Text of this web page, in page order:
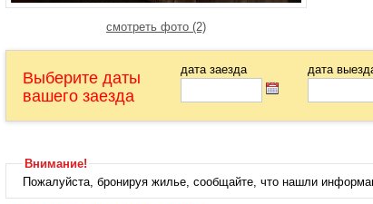
смотреть фото (2)
Выберите даты
вашего заезда
дата заезда дата
Внимание!
Пожалуйста, бронируя жилье, сообщайте, что нашли